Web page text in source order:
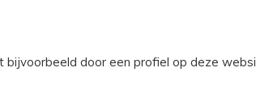
door een profiel op deze